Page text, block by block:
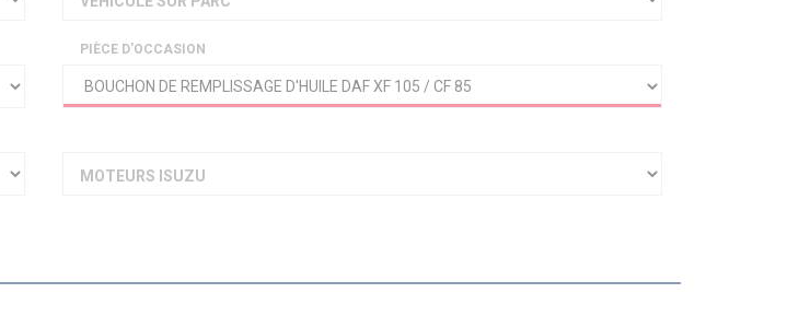
PIÈCE D'OCCASION
MOTEURS ISUZU